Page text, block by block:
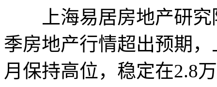
上海易居房地产研究
季房地产行情超出预期
月保持高位，稳定在2.8